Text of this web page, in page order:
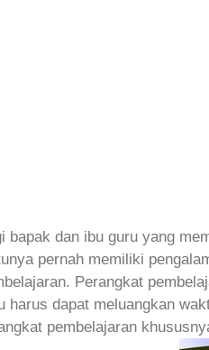
bapak dan ibu guru yang
pernah memiliki
Perangkat
harus dapat meluangkan
pembelajaran